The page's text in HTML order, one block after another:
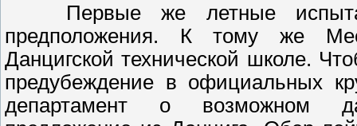
Первые же летные
предположения. К тому же
Данцигской технической школе.
предубеждение в официальных
департамент о возможном